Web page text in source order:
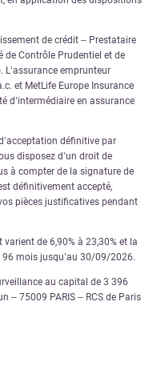
de crédit – Prestataire
de Contrôle Prudentiel et de
L’assurance emprunteur
et MetLife Europe Insurance
d’intermédiaire en assurance
définitive par
disposez d’un droit de
à compter de la signature de
définitivement accepté,
pièces justificatives pendant
de 6,90% à 23,30% et la
96 mois jusqu’au 30/09/2026.
au capital de 3 396
– 75009 PARIS – RCS de Paris